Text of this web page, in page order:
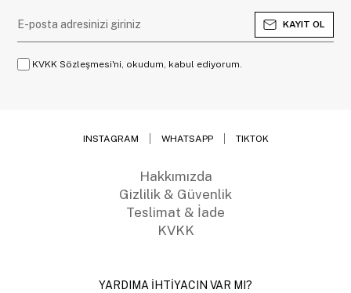
KAYIT OL
KVKK Sözleşmesi'ni, okudum, kabul ediyorum.
INSTAGRAM WHATSAPP TIKTOK
Hakkımızda
Gizlilik & Güvenlik
Teslimat & İade
KVKK
YARDIMA İHTİYACIN VAR MI?